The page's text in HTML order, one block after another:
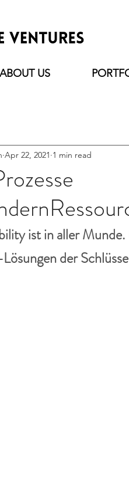
ABOUT US
Apr 22, 2021 1 min read
ist in aller
der